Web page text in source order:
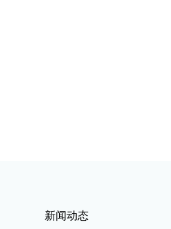
新闻动态